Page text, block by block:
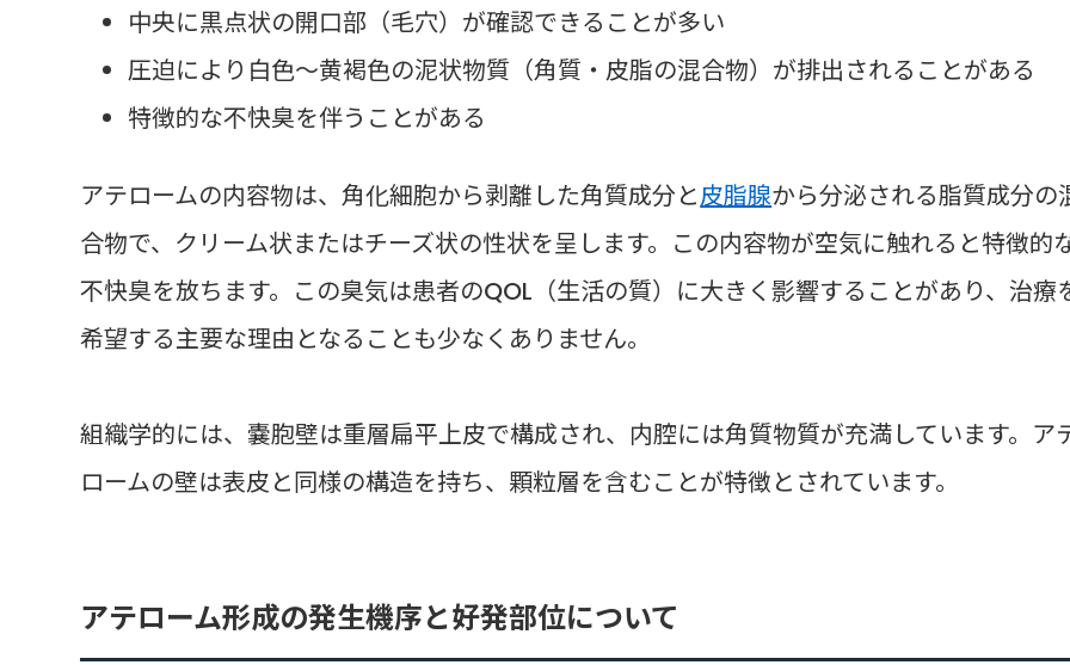
中央に黒点状の開口部（毛穴）が確認できることが多い
圧迫により白色～黄褐色の泥状物質（角質・皮脂の混合物）が排出されることがある
特徴的な不快臭を伴うことがある
アテロームの内容物は、角化細胞から剥離した角質成分と皮脂腺から分泌される脂質成分の
合物で、クリーム状またはチーズ状の性状を呈します。この内容物が空気に触れると特徴的
不快臭を放ちます。この臭気は患者のQOL（生活の質）に大きく影響することがあり、治療
希望する主要な理由となることも少なくありません。
組織学的には、嚢胞壁は重層扁平上皮で構成され、内腔には角質物質が充満しています。ア
ロームの壁は表皮と同様の構造を持ち、顆粒層を含むことが特徴とされています。
アテローム形成の発生機序と好発部位について